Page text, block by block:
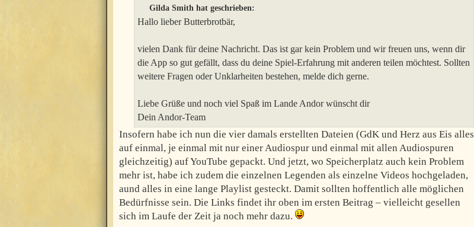
Gilda Smith hat geschrieben:
Hallo lieber Butterbrotbär,
vielen Dank für deine Nachricht. Das ist gar kein Problem und wir freuen uns, wenn dir
die App so gut gefällt, dass du deine Spiel-Erfahrung mit anderen teilen möchtest. Sollten
weitere Fragen oder Unklarheiten bestehen, melde dich gerne.
Liebe Grüße und noch viel Spaß im Lande Andor wünscht dir
Dein Andor-Team
Insofern habe ich nun die vier damals erstellten Dateien (GdK und Herz aus Eis alles
auf einmal, je einmal mit nur einer Audiospur und einmal mit allen Audiospuren
gleichzeitig) auf YouTube gepackt. Und jetzt, wo Speicherplatz auch kein Problem
mehr ist, habe ich zudem die einzelnen Legenden als einzelne Videos hochgeladen,
aund alles in eine lange Playlist gesteckt. Damit sollten hoffentlich alle möglichen
Bedürfnisse sein. Die Links findet ihr oben im ersten Beitrag – vielleicht gesellen
sich im Laufe der Zeit ja noch mehr dazu.